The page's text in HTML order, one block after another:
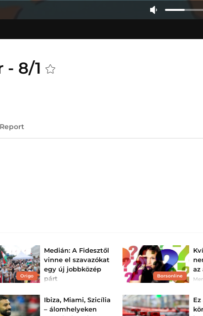
- 8/1
Report
Origo
Medián: A Fidesztől
vinne el szavazókat
egy új jobbközép
párt
szavaznának egy
Fideszből kiszakadó
pártra.
Borsonline
az
Ibiza, Miami, Szicília
– álomhelyeken